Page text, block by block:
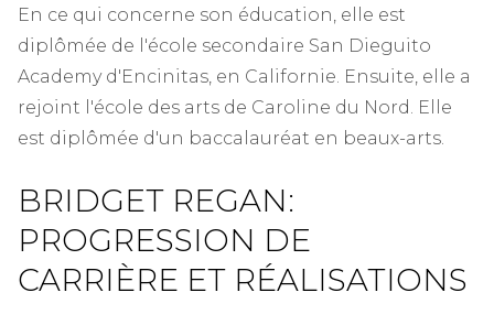
En ce qui concerne son éducation, elle est
diplômée de l'école secondaire San Dieguito
Academy d'Encinitas, en Californie. Ensuite, elle a
rejoint l'école des arts de Caroline du Nord. Elle
est diplômée d'un baccalauréat en beaux-arts.
BRIDGET REGAN:
PROGRESSION DE
CARRIÈRE ET RÉALISATIONS